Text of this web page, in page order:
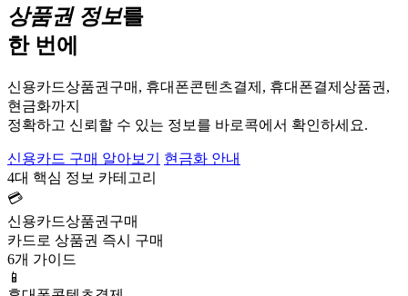
상품권 정보를
한 번에
신용카드상품권구매, 휴대폰콘텐츠결제, 휴대폰결제상품권,
현금화까지
정확하고 신뢰할 수 있는 정보를 바로콕에서 확인하세요.
신용카드 구매 알아보기
현금화 안내
4대 핵심 정보 카테고리
💳
신용카드상품권구매
카드로 상품권 즉시 구매
6개 가이드
📱